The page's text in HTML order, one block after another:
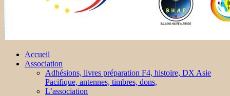
Accueil
Association
Adhésions, livres préparation F4, histoire, DX Asie
Pacifique, antennes, timbres, dons,
L’association